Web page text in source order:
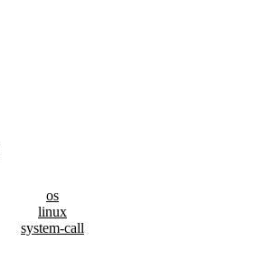
os
linux
system-call